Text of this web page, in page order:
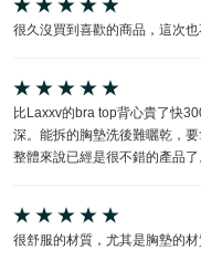
很久沒買到喜歡的商品，這次
比Laxxv的bra top背心貴了快
深。能拆的胸墊洗後難曬乾，
整體來說已經是很不錯的產品了
很舒服的材質，尤其是胸墊的材